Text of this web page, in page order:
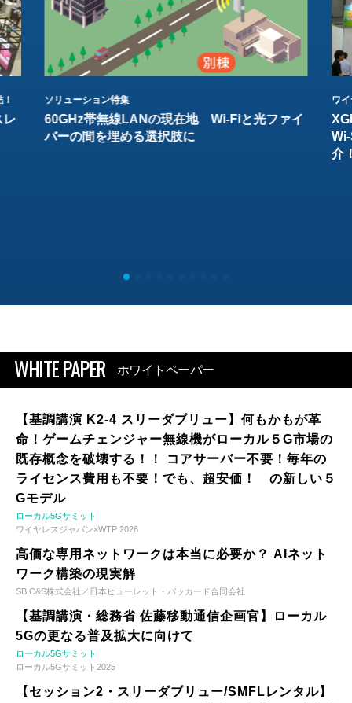
レ
ソリューション特集
60GHz帯無線LANの現在地 Wi-Fiと光ファイ
バーの間を埋める選択肢に
ワ
介
WHITE PAPER ホワイトペーパー
【基調講演 K2-4 スリーダブリュー】何もかもが革
命！ゲームチェンジャー無線機がローカル５G市場の
既存概念を破壊する！！ コアサーバー不要！毎年の
ライセンス費用も不要！でも、超安価！ の新しい５
Gモデル
ローカル5Gサミット
ワイヤレスジャパン×WTP 2026
高価な専用ネットワークは本当に必要か？ AIネット
ワーク構築の現実解
SB C&S株式会社／日本ヒューレット・パッカード合同会社
【基調講演・総務省 佐藤移動通信企画官】ローカル
5Gの更なる普及拡大に向けて
ローカル5Gサミット
ローカル5Gサミット2025
【セッション2・スリーダブリュー/SMFLレンタル】